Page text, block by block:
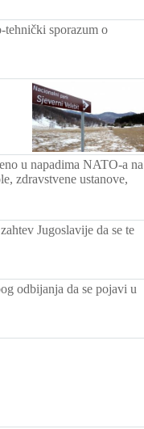
sporazum o
u napadima NATO-a na
zdravstvene ustanove,
Jugoslavije da se te
odbijanja da se pojavi u